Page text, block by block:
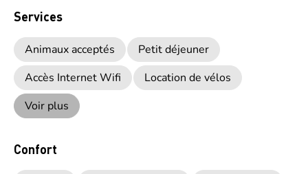
Services
Animaux acceptés
Petit déjeuner
Accès Internet Wifi
Location de vélos
Voir plus
Confort